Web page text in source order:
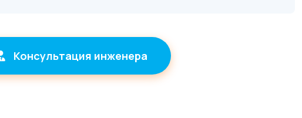
Консультация инженера